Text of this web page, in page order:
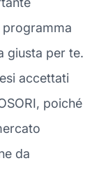
programma
giusta per te.
accettati
poiché
da